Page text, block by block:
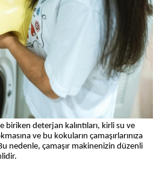
biriken deterjan kalıntıları, kirli su ve
ve bu kokuların çamaşırlarınıza
nedenle, çamaşır makinenizin düzenli